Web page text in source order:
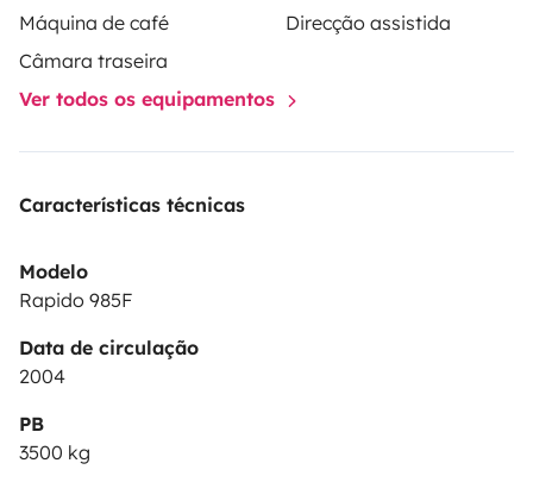
Máquina de café
Direcção assistida
Câmara traseira
Ver todos os equipamentos
Características técnicas
Modelo
Rapido 985F
Data de circulação
2004
PB
3500 kg